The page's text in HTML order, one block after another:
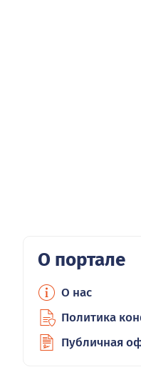
О портале
О нас
Политика
Публичная